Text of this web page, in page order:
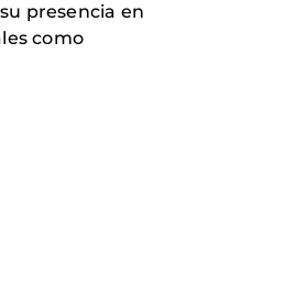
presencia en
como